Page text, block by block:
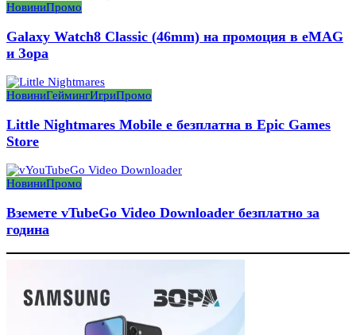
НовиниПромо
Galaxy Watch8 Classic (46mm) на промоция в eMAG
и Зора
НовиниГеймингИгриПромо
Little Nightmares Mobile е безплатна в Epic Games
Store
НовиниПромо
Вземете vTubeGo Video Downloader безплатно за
година